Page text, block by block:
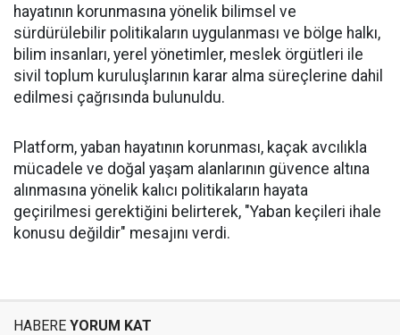
hayatının korunmasına yönelik bilimsel ve
sürdürülebilir politikaların uygulanması ve bölge halkı,
bilim insanları, yerel yönetimler, meslek örgütleri ile
sivil toplum kuruluşlarının karar alma süreçlerine dahil
edilmesi çağrısında bulunuldu.
Platform, yaban hayatının korunması, kaçak avcılıkla
mücadele ve doğal yaşam alanlarının güvence altına
alınmasına yönelik kalıcı politikaların hayata
geçirilmesi gerektiğini belirterek, "Yaban keçileri ihale
konusu değildir" mesajını verdi.
HABERE YORUM KAT